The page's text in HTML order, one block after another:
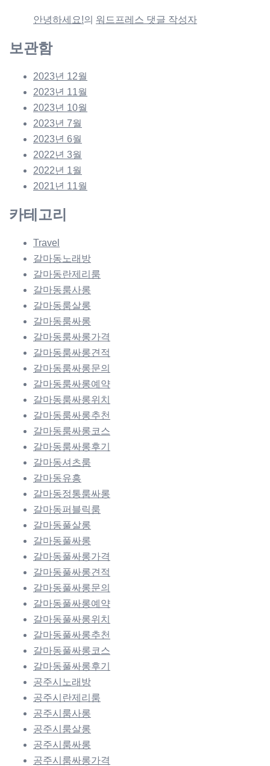
안녕하세요!의 워드프레스 댓글 작성자
보관함
2023년 12월
2023년 11월
2023년 10월
2023년 7월
2023년 6월
2022년 3월
2022년 1월
2021년 11월
카테고리
Travel
갈마동노래방
갈마동란제리룸
갈마동룸사롱
갈마동룸살롱
갈마동룸싸롱
갈마동룸싸롱가격
갈마동룸싸롱견적
갈마동룸싸롱문의
갈마동룸싸롱예약
갈마동룸싸롱위치
갈마동룸싸롱추천
갈마동룸싸롱코스
갈마동룸싸롱후기
갈마동셔츠룸
갈마동유흥
갈마동정통룸싸롱
갈마동퍼블릭룸
갈마동풀살롱
갈마동풀싸롱
갈마동풀싸롱가격
갈마동풀싸롱견적
갈마동풀싸롱문의
갈마동풀싸롱예약
갈마동풀싸롱위치
갈마동풀싸롱추천
갈마동풀싸롱코스
갈마동풀싸롱후기
공주시노래방
공주시란제리룸
공주시룸사롱
공주시룸살롱
공주시룸싸롱
공주시룸싸롱가격